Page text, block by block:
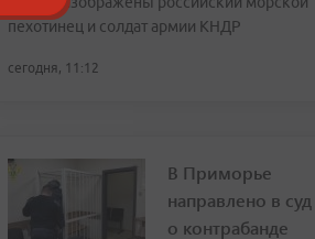
пехотинец и солдат армии КНДР
сегодня, 11:12
В Приморье
направлено в
о контрабанде